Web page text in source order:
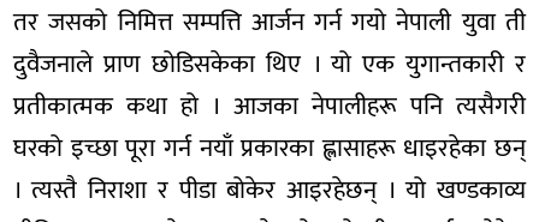
तर जसको निमित्त सम्पत्ति आर्जन गर्न गयो नेपाली युवा ती
दुवैजनाले प्राण छोडिसकेका थिए । यो एक युगान्तकारी र
प्रतीकात्मक कथा हो । आजका नेपालीहरू पनि त्यसैगरी
घरको इच्छा पूरा गर्न नयाँ प्रकारका ह्लासाहरू धाइरहेका छन्
। त्यस्तै निराशा र पीडा बोकेर आइरहेछन् । यो खण्डकाव्य